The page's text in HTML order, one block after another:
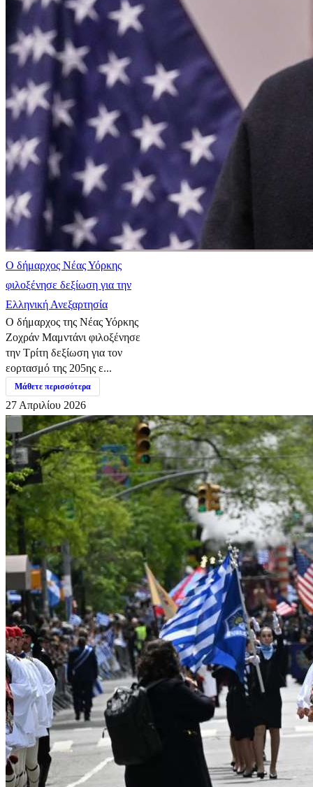
Ο δήμαρχος Νέας Υόρκης
φιλοξένησε δεξίωση για την
Ελληνική Ανεξαρτησία
Ο δήμαρχος της Νέας Υόρκης
Ζοχράν Μαμντάνι φιλοξένησε
την Τρίτη δεξίωση για τον
εορτασμό της 205ης ε...
Μάθετε περισσότερα
27 Απριλίου 2026